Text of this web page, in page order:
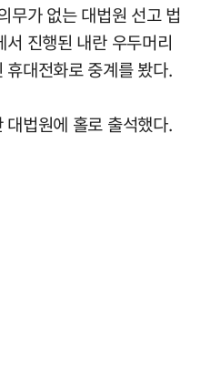
무가 없는 대법원 선고 법
진행된 내란 우두머리
대전화로 중계를 봤다.
법원에 홀로 출석했다.